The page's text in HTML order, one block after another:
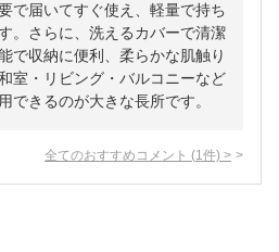
で届いてすぐ使え、軽量で持ち
。さらに、洗えるカバーで清潔
で収納に便利、柔らかな肌触り
室・リビング・バルコニーなど
できるのが大きな長所です。
全てのおすすめコメント (1 件) >